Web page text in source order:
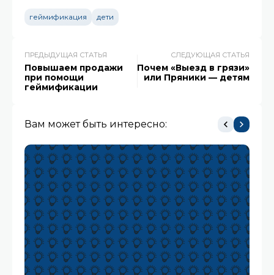
геймификация дети
ПРЕДЫДУЩАЯ СТАТЬЯ
Повышаем продажи
при помощи
геймификации
СЛЕДУЮЩАЯ СТАТЬЯ
Почем «Выезд в грязи»
или Пряники — детям
Вам может быть интересно: